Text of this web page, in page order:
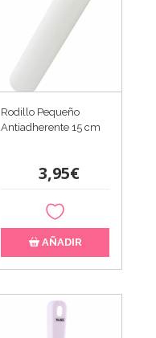
Rodillo Pequeño
Antiadherente 15 cm
3,95€
AÑADIR